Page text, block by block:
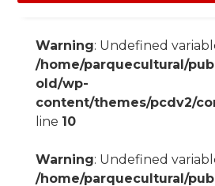
Warning: Undefined
/home/parquecultural/
old/wp-
content/themes/pcdv2/
line 10
Warning: Undefined
/home/parquecultural/